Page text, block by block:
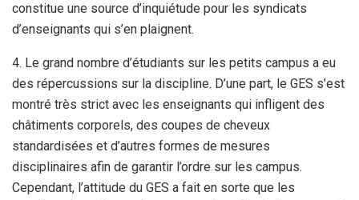
constitue une source d’inquiétude pour les syndicats
d’enseignants qui s’en plaignent.
4. Le grand nombre d’étudiants sur les petits campus a eu
des répercussions sur la discipline. D’une part, le GES s’est
montré très strict avec les enseignants qui infligent des
châtiments corporels, des coupes de cheveux
standardisées et d’autres formes de mesures
disciplinaires afin de garantir l’ordre sur les campus.
Cependant, l’attitude du GES a fait en sorte que les